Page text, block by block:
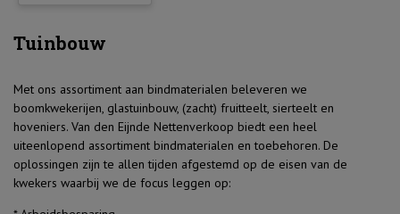
Accessoires
Comfort
home
Tuinbouw
Met ons assortiment aan bindmaterialen beleveren we
boomkwekerijen, glastuinbouw, (zacht) fruitteelt, sierteelt en
hoveniers. Van den Eijnde Nettenverkoop biedt een heel
uiteenlopend assortiment bindmaterialen en toebehoren. De
oplossingen zijn te allen tijden afgestemd op de eisen van de
kwekers waarbij we de focus leggen op: